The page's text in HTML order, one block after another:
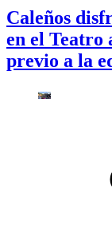
Caleños
en el Teatro
previo a la